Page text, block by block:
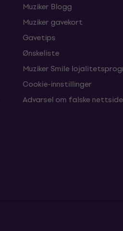
Muziker Blogg
Muziker gavekort
Gavetips
Ønskeliste
Muziker Smile
Cookie-innstillinger
Advarsel om falske